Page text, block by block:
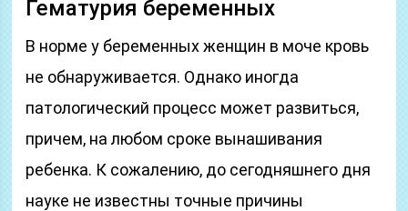
Гематурия беременных
В норме у беременных женщин в моче кровь
не обнаруживается. Однако иногда
патологический процесс может развиться,
причем, на любом сроке вынашивания
ребенка. К сожалению, до сегодняшнего дня
науке не известны точные причины